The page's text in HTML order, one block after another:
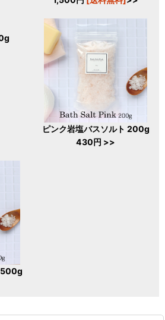
ピンク岩塩バスソルト 200g
430円 >>
500g